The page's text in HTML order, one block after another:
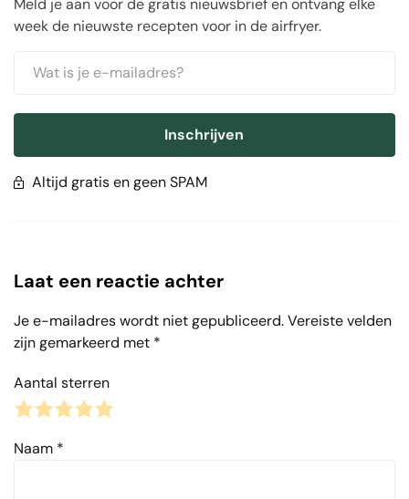
Meld je aan voor de gratis nieuwsbrief en ontvang elke
week de nieuwste recepten voor in de airfryer.
Inschrijven
Altijd gratis en geen SPAM
Laat een reactie achter
Je e-mailadres wordt niet gepubliceerd.Vereiste velden
zijn gemarkeerd met *
Aantal sterren
4
3
2
1
Naam *